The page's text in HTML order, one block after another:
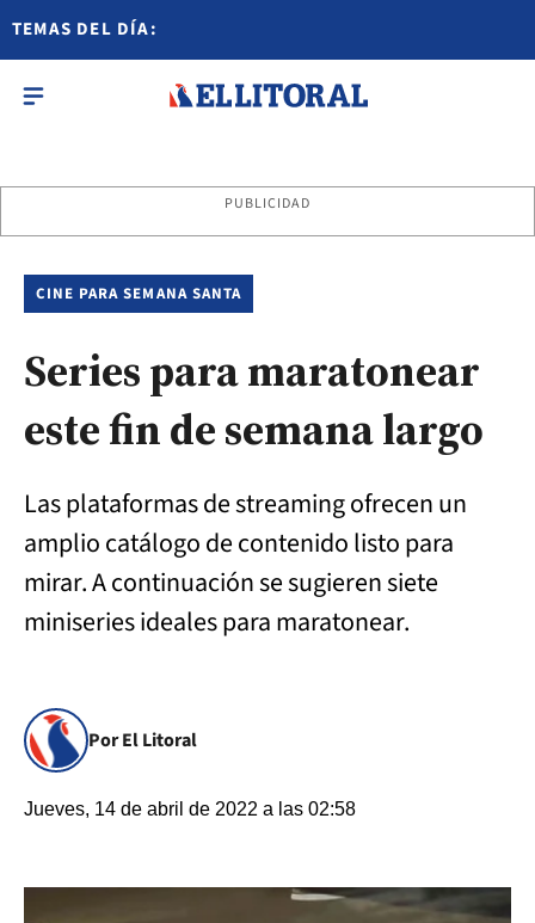
TEMAS DEL DÍA:
PUBLICIDAD
CINE PARA SEMANA SANTA
Series para maratonear
este fin de semana largo
Las plataformas de streaming ofrecen un
amplio catálogo de contenido listo para
mirar. A continuación se sugieren siete
miniseries ideales para maratonear.
Por El Litoral
Jueves, 14 de abril de 2022 a las 02:58